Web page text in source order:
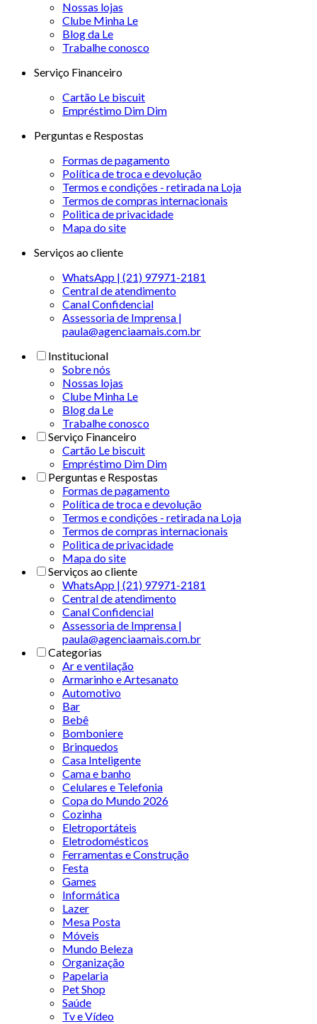
Nossas lojas
Clube Minha Le
Blog da Le
Trabalhe conosco
Serviço Financeiro
Cartão Le biscuit
Empréstimo Dim Dim
Perguntas e Respostas
Formas de pagamento
Política de troca e devolução
Termos e condições - retirada na Loja
Termos de compras internacionais
Politica de privacidade
Mapa do site
Serviços ao cliente
WhatsApp | (21) 97971-2181
Central de atendimento
Canal Confidencial
Assessoria de Imprensa |
paula@agenciaamais.com.br
Institucional
Sobre nós
Nossas lojas
Clube Minha Le
Blog da Le
Trabalhe conosco
Serviço Financeiro
Cartão Le biscuit
Empréstimo Dim Dim
Perguntas e Respostas
Formas de pagamento
Política de troca e devolução
Termos e condições - retirada na Loja
Termos de compras internacionais
Politica de privacidade
Mapa do site
Serviços ao cliente
WhatsApp | (21) 97971-2181
Central de atendimento
Canal Confidencial
Assessoria de Imprensa |
paula@agenciaamais.com.br
Categorias
Ar e ventilação
Armarinho e Artesanato
Automotivo
Bar
Bebê
Bomboniere
Brinquedos
Casa Inteligente
Cama e banho
Celulares e Telefonia
Copa do Mundo 2026
Cozinha
Eletroportáteis
Eletrodomésticos
Ferramentas e Construção
Festa
Games
Informática
Lazer
Mesa Posta
Móveis
Mundo Beleza
Organização
Papelaria
Pet Shop
Saúde
Tv e Vídeo